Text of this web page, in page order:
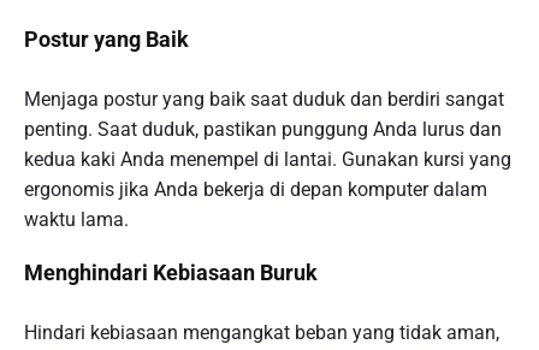
Postur yang Baik
Menjaga postur yang baik saat duduk dan berdiri sangat
penting. Saat duduk, pastikan punggung Anda lurus dan
kedua kaki Anda menempel di lantai. Gunakan kursi yang
ergonomis jika Anda bekerja di depan komputer dalam
waktu lama.
Menghindari Kebiasaan Buruk
Hindari kebiasaan mengangkat beban yang tidak aman,